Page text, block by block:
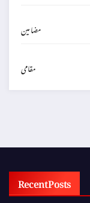
مضامین
مقامی
Recent Posts